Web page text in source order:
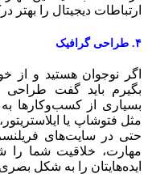
دیجیتال را بهتر
نوجوان هستید و از
باید گفت طراحی
از کسب‌وکارها به آن
فتوشاپ یا
در سایت‌های
خلاقیت شما را
را به شکل بصری